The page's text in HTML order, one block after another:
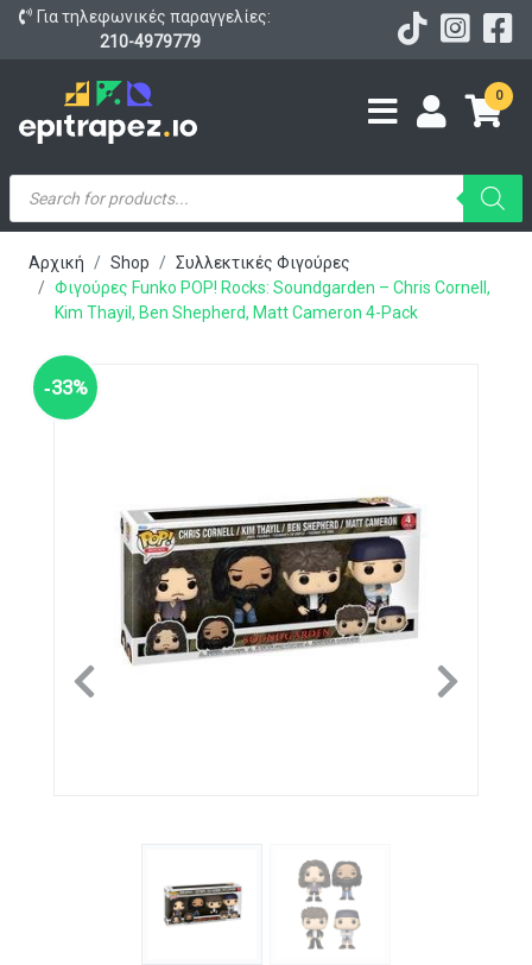
Για τηλεφωνικές παραγγελίες:
210-4979779
0
Products
search
Αρχική Shop
Συλλεκτικές Φιγούρες
Φιγούρες Funko POP! Rocks: Soundgarden – Chris Cornell,
Kim Thayil, Ben Shepherd, Matt Cameron 4-Pack
‑33%
Previous Next